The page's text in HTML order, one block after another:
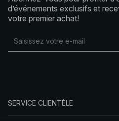
d’événements exclusifs et
votre premier achat!
SERVICE CLIENTÈLE